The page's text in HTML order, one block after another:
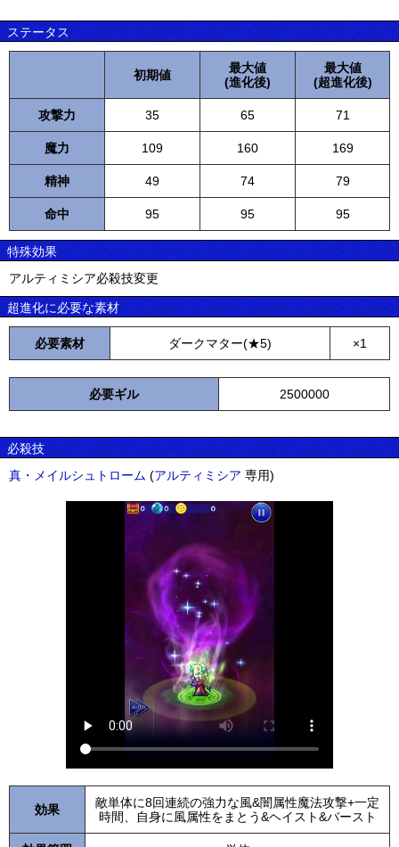
ステータス
初期値
最大値
(進化後)
最大値
(超進化後)
攻撃力 35 65 71
魔力 109 160 169
精神 49 74 79
命中 95 95 95
特殊効果
アルティミシア必殺技変更
超進化に必要な素材
必要素材 ダークマター(★5) ×1
必要ギル 2500000
必殺技
真・メイルシュトローム (アルティミシア 専用)
効果
敵単体に8回連続の強力な風&闇属性魔法攻撃+一定
時間、自身に風属性をまとう&ヘイスト&バースト